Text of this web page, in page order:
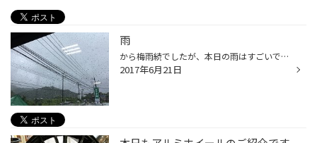
雨
から梅雨続でしたが、本日の雨はすごいですね(^_^;) お車の視界は大丈夫ですか？ 当店はワイパーの在庫もございますので、スジや拭き残し、ビビリ音などありましたら ぜひ当店へ(*^^*) リア用のワイパーもあります(^^)v お気軽にご来店ください☆*:.｡. o(≧▽≦)o .｡.:*☆
2017年6月21日